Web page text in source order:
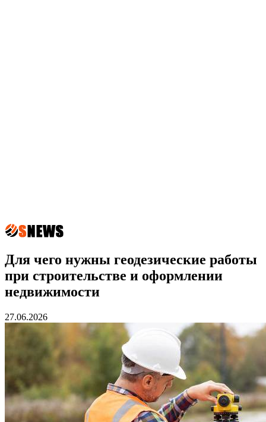
Для чего нужны геодезические работы
при строительстве и оформлении
недвижимости
27.06.2026